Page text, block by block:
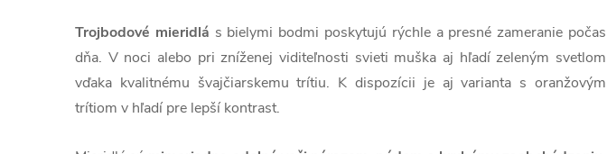
Trojbodové mieridlá s bielymi bodmi poskytujú rýchle a presné zameranie počas
dňa. V noci alebo pri zníženej viditeľnosti svieti muška aj hľadí zeleným svetlom
vďaka kvalitnému švajčiarskemu trítiu. K dispozícii je aj varianta s oranžovým
trítiom v hľadí pre lepší kontrast.